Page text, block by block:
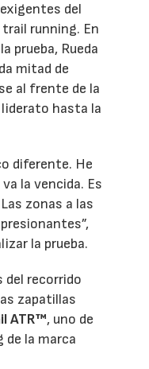
del
running. En
prueba, Rueda
mitad de
al frente de la
hasta la
diferente. He
la vencida. Es
zonas a las
la prueba.
del recorrido
zapatillas
ATR™, uno de
de la marca